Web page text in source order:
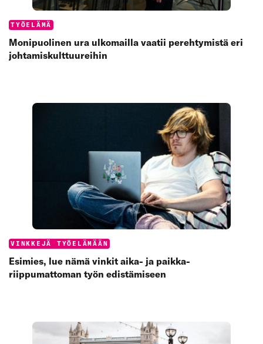
Categories:
TYÖELÄMÄ
Monipuolinen ura ulkomailla vaatii perehtymistä eri
johtamiskulttuureihin
Categories:
VINKKEJÄ TYÖELÄMÄÄN
Esimies, lue nämä vinkit aika- ja paikka­
riippumattoman työn edistämiseen